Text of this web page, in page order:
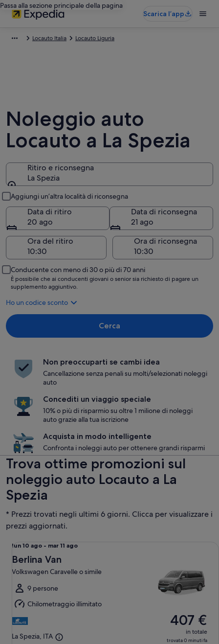
Passa alla sezione principale della pagina
Scarica l’app
Locauto Italia Locauto Liguria
Noleggio auto
Locauto a La Spezia
Ritiro e riconsegna
La Spezia
Aggiungi un’altra località di riconsegna
Data di ritiro
20 ago
Data di riconsegna
21 ago
Ora del ritiro
Ora di riconsegna
Conducente con meno di 30 o più di 70 anni
È possibile che ai conducenti giovani o senior sia richiesto di pagare un
supplemento aggiuntivo.
Ho un codice sconto
Cerca
Non preoccuparti se cambi idea
Cancellazione senza penali su molti/selezionati noleggi
auto
Concediti un viaggio speciale
10% o più di risparmio su oltre 1 milione di noleggi
auto grazie alla tua iscrizione
Acquista in modo intelligente
Confronta i noleggi auto per ottenere grandi risparmi
Trova ottime promozioni sul
noleggio auto Locauto a La
Spezia
* Prezzi trovati negli ultimi 6 giorni. Clicca per visualizzare i
prezzi aggiornati.
Da
lun
10
ago
mar
11
ago
lun 10 ago - mar 11 ago
Berlina Van
Volkswagen Caravelle o simile
9 persone
Chilometraggio illimitato
La Spezia, ITA
407 €
in totale
trovata 0 minuti fa